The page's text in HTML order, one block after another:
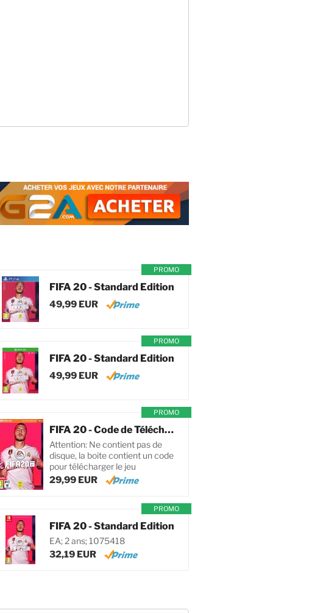
PROMO
FIFA 20 - Standard Edition
49,99 EUR
PROMO
FIFA 20 - Standard Edition
49,99 EUR
PROMO
FIFA 20 - Code de Téléchargement pour PC
Attention: Ne contient pas de
disque, la boite contient un code
pour télécharger le jeu
29,99 EUR
PROMO
FIFA 20 - Standard Edition
EA; 2 ans; 1075418
32,19 EUR